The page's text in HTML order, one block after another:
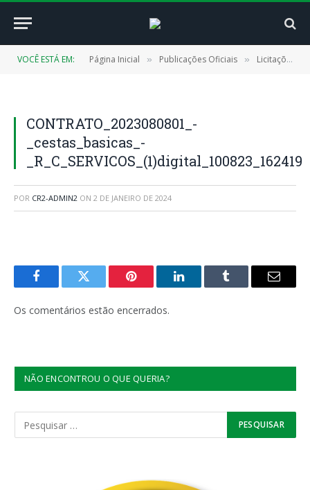
VOCÊ ESTÁ EM: Página Inicial » Publicações Oficiais » Licitações
CONTRATO_2023080801_-
_cestas_basicas_-
_R_C_SERVICOS_(1)digital_100823_162419
POR CR2-ADMIN2 ON 2 DE JANEIRO DE 2024
FacebookTwitter Pinterest LinkedInTumblr
E-
Os comentários estão encerrados.
NÃO ENCONTROU O QUE QUERIA?